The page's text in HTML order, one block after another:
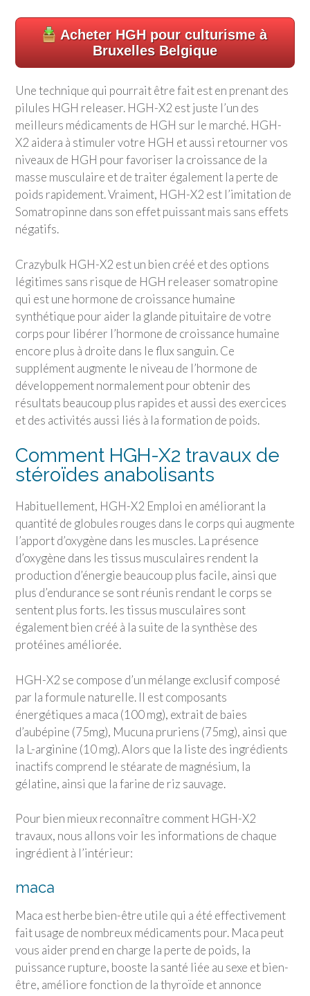
Acheter HGH pour culturisme à
Bruxelles Belgique
Une technique qui pourrait être fait est en prenant des
pilules HGH releaser. HGH-X2 est juste l’un des
meilleurs médicaments de HGH sur le marché. HGH-
X2 aidera à stimuler votre HGH et aussi retourner vos
niveaux de HGH pour favoriser la croissance de la
masse musculaire et de traiter également la perte de
poids rapidement. Vraiment, HGH-X2 est l’imitation de
Somatropinne dans son effet puissant mais sans effets
négatifs.
Crazybulk HGH-X2 est un bien créé et des options
légitimes sans risque de HGH releaser somatropine
qui est une hormone de croissance humaine
synthétique pour aider la glande pituitaire de votre
corps pour libérer l’hormone de croissance humaine
encore plus à droite dans le flux sanguin. Ce
supplément augmente le niveau de l’hormone de
développement normalement pour obtenir des
résultats beaucoup plus rapides et aussi des exercices
et des activités aussi liés à la formation de poids.
Comment HGH-X2 travaux de
stéroïdes anabolisants
Habituellement, HGH-X2 Emploi en améliorant la
quantité de globules rouges dans le corps qui augmente
l’apport d’oxygène dans les muscles. La présence
d’oxygène dans les tissus musculaires rendent la
production d’énergie beaucoup plus facile, ainsi que
plus d’endurance se sont réunis rendant le corps se
sentent plus forts. les tissus musculaires sont
également bien créé à la suite de la synthèse des
protéines améliorée.
HGH-X2 se compose d’un mélange exclusif composé
par la formule naturelle. Il est composants
énergétiques a maca (100 mg), extrait de baies
d’aubépine (75mg), Mucuna pruriens (75mg), ainsi que
la L-arginine (10 mg). Alors que la liste des ingrédients
inactifs comprend le stéarate de magnésium, la
gélatine, ainsi que la farine de riz sauvage.
Pour bien mieux reconnaître comment HGH-X2
travaux, nous allons voir les informations de chaque
ingrédient à l’intérieur:
maca
Maca est herbe bien-être utile qui a été effectivement
fait usage de nombreux médicaments pour. Maca peut
vous aider prend en charge la perte de poids, la
puissance rupture, booste la santé liée au sexe et bien-
être, améliore fonction de la thyroïde et annonce